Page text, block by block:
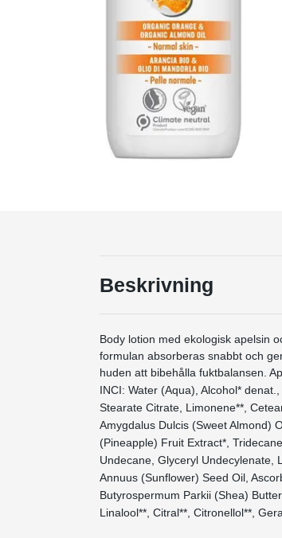
Beskrivning
Body lotion med ekologisk apelsin
formulan absorberas snabbt och
huden att bibehålla fuktbalansen.
INCI: Water (Aqua), Alcohol*
Stearate Citrate, Limonene**,
Amygdalus Dulcis (Sweet Almond)
(Pineapple) Fruit Extract*,
Undecane, Glyceryl Undecylenate,
Annuus (Sunflower) Seed Oil,
Butyrospermum Parkii (Shea)
Linalool**, Citral**, Citronellol**,